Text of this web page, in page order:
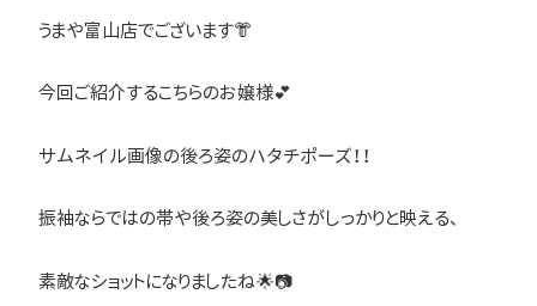
うまや富山店でございます👘
今回ご紹介するこちらのお嬢様💕
サムネイル画像の後ろ姿のハタチポーズ！！
振袖ならではの帯や後ろ姿の美しさがしっかりと映える、
素敵なショットになりましたね🌟📷